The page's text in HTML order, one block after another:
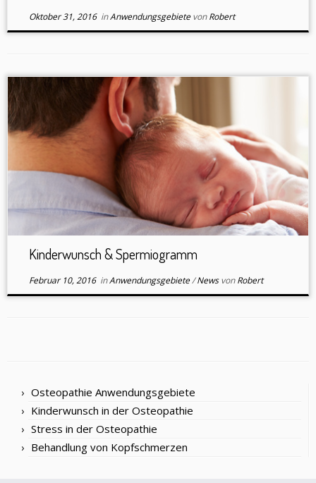
Oktober 31, 2016inAnwendungsgebietevonRobert
Kinderwunsch & Spermiogramm
Februar 10, 2016inAnwendungsgebiete/NewsvonRobert
Osteopathie Anwendungsgebiete
Kinderwunsch in der Osteopathie
Stress in der Osteopathie
Behandlung von Kopfschmerzen